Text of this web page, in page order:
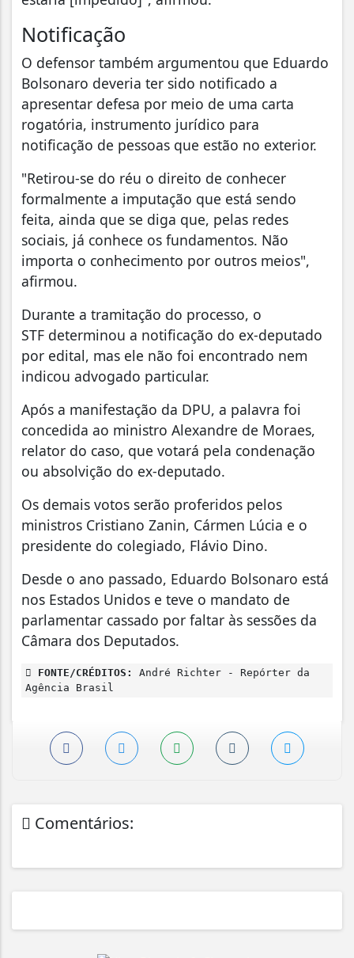
Notificação
O defensor também argumentou que Eduardo
Bolsonaro deveria ter sido notificado a
apresentar defesa por meio de uma carta
rogatória, instrumento jurídico para
notificação de pessoas que estão no exterior.
"Retirou-se do réu o direito de conhecer
formalmente a imputação que está sendo
feita, ainda que se diga que, pelas redes
sociais, já conhece os fundamentos. Não
importa o conhecimento por outros meios",
afirmou.
Durante a tramitação do processo, o
STF determinou a notificação do ex-deputado
por edital, mas ele não foi encontrado nem
indicou advogado particular.
Após a manifestação da DPU, a palavra foi
concedida ao ministro Alexandre de Moraes,
relator do caso, que votará pela condenação
ou absolvição do ex-deputado.
Os demais votos serão proferidos pelos
ministros Cristiano Zanin, Cármen Lúcia e o
presidente do colegiado, Flávio Dino.
Desde o ano passado, Eduardo Bolsonaro está
nos Estados Unidos e teve o mandato de
parlamentar cassado por faltar às sessões da
Câmara dos Deputados.
FONTE/CRÉDITOS:
André Richter - Repórter da
Agência Brasil
Comentários: